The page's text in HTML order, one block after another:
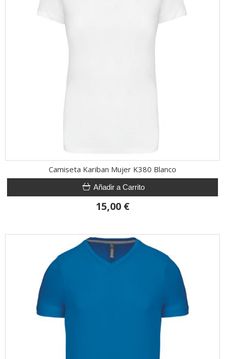
Camiseta Kariban Mujer K380 Blanco
Añadir a Carrito
15,00 €